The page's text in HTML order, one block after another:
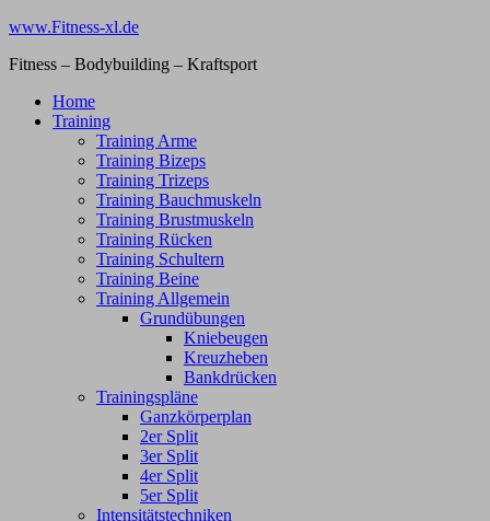
Zum
springen
www.Fitness-xl.de
Fitness – Bodybuilding – Kraftsport
Home
Training
Training Arme
Training Bizeps
Training Trizeps
Training Bauchmuskeln
Training Brustmuskeln
Training Rücken
Training Schultern
Training Beine
Training Allgemein
Grundübungen
Kniebeugen
Kreuzheben
Bankdrücken
Trainingspläne
Ganzkörperplan
2er Split
3er Split
4er Split
5er Split
Intensitätstechniken